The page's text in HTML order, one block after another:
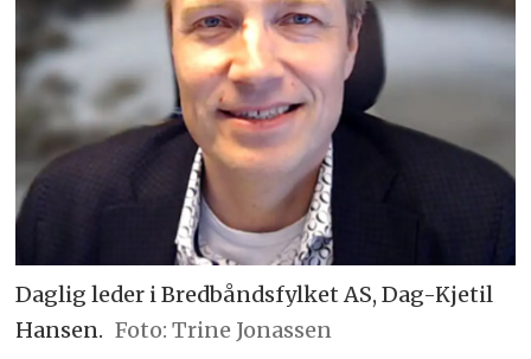
Daglig leder i Bredbåndsfylket AS, Dag-Kjetil
Hansen.
Trine Jonassen